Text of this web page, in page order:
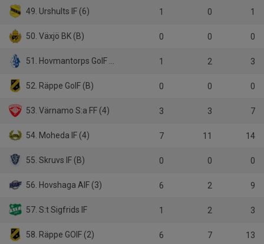
49. Urshults IF (6) 1 0 1
50. Växjö BK (B) 0 0 0
51. Hovmantorps GoIF (B) 1 2 3
52. Räppe GoIF (B) 0 0 0
53. Värnamo S:a FF (4) 3 3 7
54. Moheda IF (4) 7 11 14
55. Skruvs IF (B) 0 0 0
56. Hovshaga AIF (3) 6 2 9
57. S:t Sigfrids IF 1 2 3
58. Räppe GOIF (2) 6 7 13